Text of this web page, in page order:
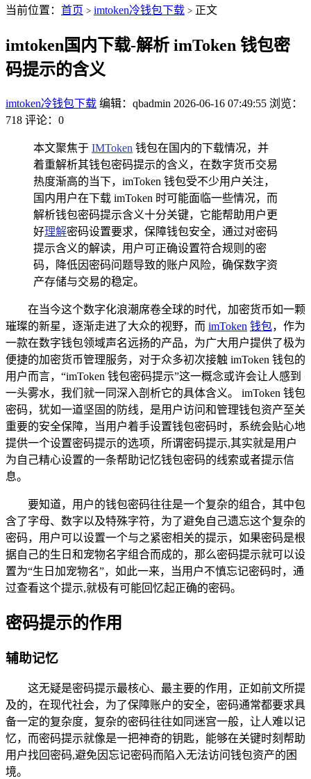
当前位置： 首页 > imtoken冷钱包下载 > 正文
imtoken国内下载-解析 imToken 钱包密
码提示的含义
imtoken冷钱包下载 编辑：qbadmin 2026-06-16 07:49:55 浏览：
718 评论：0
本文聚焦于 IMToken 钱包在国内的下载情况，并
着重解析其钱包密码提示的含义，在数字货币交易
热度渐高的当下，imToken 钱包受不少用户关注，
国内用户在下载 imToken 时可能面临一些情况，而
解析钱包密码提示含义十分关键，它能帮助用户更
好理解密码设置要求，保障钱包安全，通过对密码
提示含义的解读，用户可正确设置符合规则的密
码，降低因密码问题导致的账户风险，确保数字资
产存储与交易的稳定。
在当今这个数字化浪潮席卷全球的时代，加密货币如一颗
璀璨的新星，逐渐走进了大众的视野，而 imToken 钱包，作为
一款在数字钱包领域声名远扬的产品，为广大用户提供了极为
便捷的加密货币管理服务，对于众多初次接触 imToken 钱包的
用户而言，“imToken 钱包密码提示”这一概念或许会让人感到
一头雾水，我们就一同深入剖析它的具体含义。 imToken 钱包
密码，犹如一道坚固的防线，是用户访问和管理钱包资产至关
重要的安全保障，当用户着手设置钱包密码时，系统会贴心地
提供一个设置密码提示的选项，所谓密码提示,其实就是用户
为自己精心设置的一条帮助记忆钱包密码的线索或者提示信
息。
要知道，用户的钱包密码往往是一个复杂的组合，其中包
含了字母、数字以及特殊字符，为了避免自己遗忘这个复杂的
密码，用户可以设置一个与之紧密相关的提示，如果密码是根
据自己的生日和宠物名字组合而成的，那么密码提示就可以设
置为“生日加宠物名”，如此一来，当用户不慎忘记密码时，通
过查看这个提示,就极有可能回忆起正确的密码。
密码提示的作用
辅助记忆
这无疑是密码提示最核心、最主要的作用，正如前文所提
及的，在现代社会，为了保障账户的安全，密码通常都要求具
备一定的复杂度，复杂的密码往往如同迷宫一般，让人难以记
忆，而密码提示就像是一把神奇的钥匙，能够在关键时刻帮助
用户找回密码,避免因忘记密码而陷入无法访问钱包资产的困
境。